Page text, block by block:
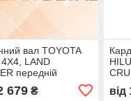
вал TOYOTA
LAND
передній
DK 61X70 + FY
679₴ від